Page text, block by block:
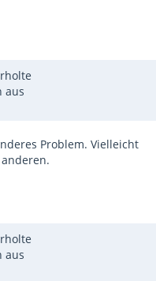
aus
Problem. Vielleicht
aus